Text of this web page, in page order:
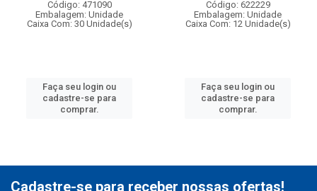
Código: 471090
Embalagem: Unidade
Caixa Com: 30 Unidade(s)
Faça seu login ou
cadastre-se para
comprar.
Código: 622229
Embalagem: Unidade
Caixa Com: 12 Unidade(s)
Faça seu login ou
cadastre-se para
comprar.
Cadastre-se para receber nossas ofertas!